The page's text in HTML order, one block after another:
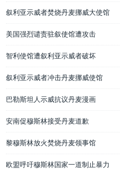
叙利亚示威者焚烧丹麦挪威大使馆
美国强烈谴责驻叙使馆遭攻击
智利使馆遭叙利亚示威者破坏
叙利亚示威者冲击丹麦挪威使馆
巴勒斯坦人示威抗议丹麦漫画
安南促穆斯林接受丹麦道歉
黎穆斯林放火焚烧丹麦领事馆
欧盟呼吁穆斯林国家一道制止暴力